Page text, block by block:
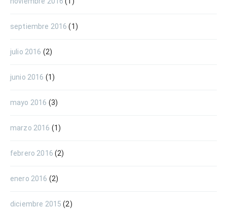
septiembre 2016 (1)
julio 2016 (2)
junio 2016 (1)
mayo 2016 (3)
marzo 2016 (1)
febrero 2016 (2)
enero 2016 (2)
diciembre 2015 (2)